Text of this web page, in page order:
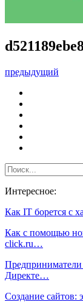
предыдущий
Интересное:
Как IT борется с
Как с помощью
click.ru…
Предприниматели
Директе…
Создание сайтов: